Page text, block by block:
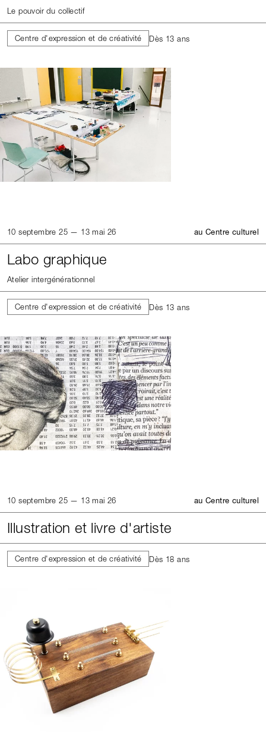
Le pouvoir du collectif
Centre d'expression et de créativité Dès 13 ans
10 septembre 25 — 13 mai 26 au Centre culturel
Labo graphique
Atelier intergénérationnel
Centre d'expression et de créativité Dès 13 ans
10 septembre 25 — 13 mai 26 au Centre culturel
Illustration et livre d'artiste
Centre d'expression et de créativité Dès 18 ans